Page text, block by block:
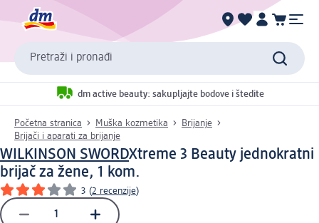
Pretraži i pronađi
dm active beauty: sakupljajte bodove i štedite
Početna stranica Muška kozmetika
Brijanje
Brijači i aparati za brijanje
WILKINSON SWORDXtreme 3 Beauty jednokratni
brijač za žene, 1 kom.
3 (2 recenzije)